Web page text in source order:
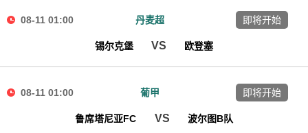
08-11 01:00 丹麦超
锡尔克堡 VS 欧登塞
即将开始
08-11 01:00 葡甲
鲁席塔尼亚FC VS 波尔图B队
即将开始